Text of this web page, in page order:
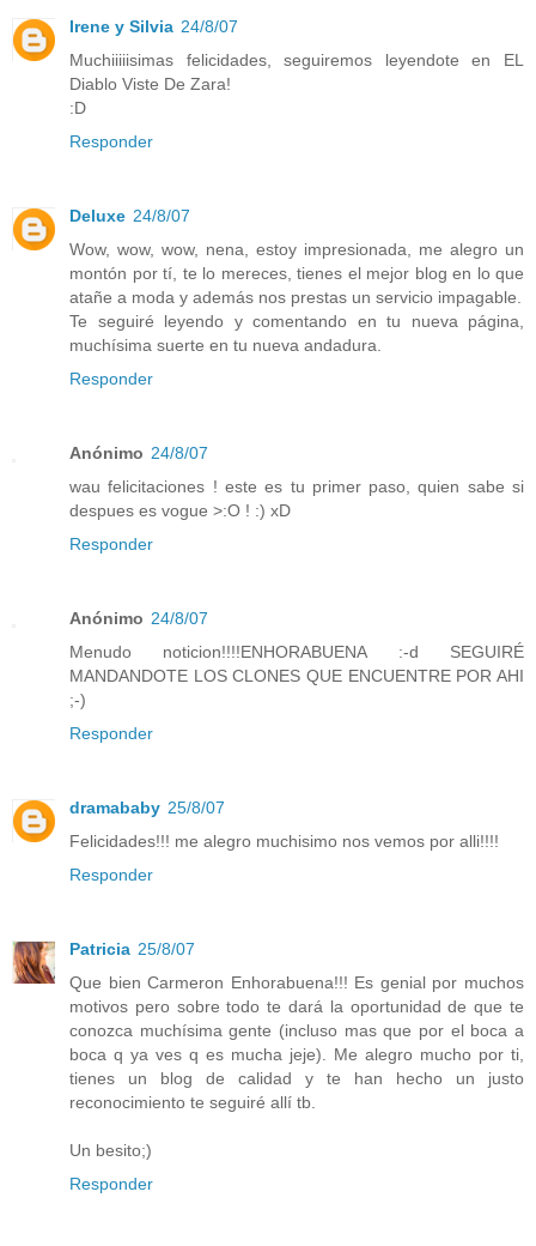
Irene y Silvia 24/8/07
Muchiiiiisimas felicidades, seguiremos leyendote en EL
Diablo Viste De Zara!
:D
Responder
Deluxe 24/8/07
Wow, wow, wow, nena, estoy impresionada, me alegro un
montón por tí, te lo mereces, tienes el mejor blog en lo que
atañe a moda y además nos prestas un servicio impagable.
Te seguiré leyendo y comentando en tu nueva página,
muchísima suerte en tu nueva andadura.
Responder
Anónimo 24/8/07
wau felicitaciones ! este es tu primer paso, quien sabe si
despues es vogue >:O ! :) xD
Responder
Anónimo 24/8/07
Menudo noticion!!!!ENHORABUENA :-d SEGUIRÉ
MANDANDOTE LOS CLONES QUE ENCUENTRE POR AHI
;-)
Responder
dramababy 25/8/07
Felicidades!!! me alegro muchisimo nos vemos por alli!!!!
Responder
Patricia 25/8/07
Que bien Carmeron Enhorabuena!!! Es genial por muchos
motivos pero sobre todo te dará la oportunidad de que te
conozca muchísima gente (incluso mas que por el boca a
boca q ya ves q es mucha jeje). Me alegro mucho por ti,
tienes un blog de calidad y te han hecho un justo
reconocimiento te seguiré allí tb.
Un besito;)
Responder